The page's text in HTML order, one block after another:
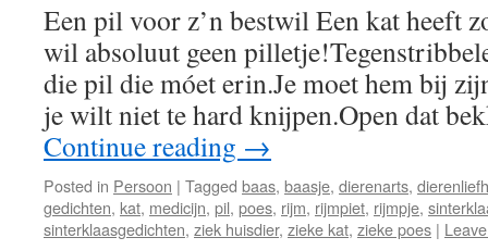
Een pil voor z’n bestwil Een kat heeft
wil absoluut geen
die pil die móet erin.Je moet hem bij
je wilt niet te hard knijpen.Open dat
Continue reading →
Posted in Persoon | Tagged baas, baasje, dierenarts,
gedichten, kat, medicijn, pil, poes, rijm, rijmpiet, rijmpje,
sinterklaasgedichten, ziek huisdier, zieke kat, zieke poes |